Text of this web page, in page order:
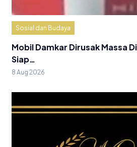
Sosial dan Budaya
Mobil Damkar Dirusak Massa
Siap…
8 Aug 2026